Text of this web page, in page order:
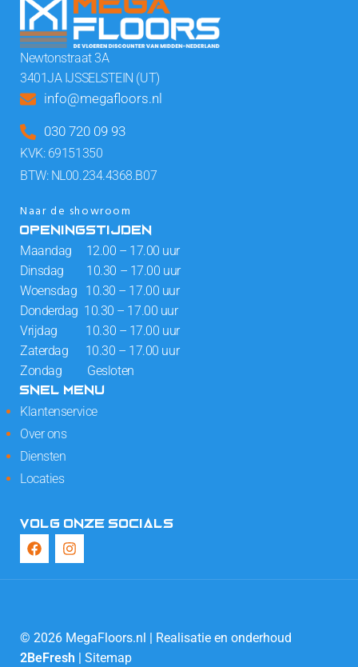
Newtonstraat 3A
3401JA IJSSELSTEIN (UT)
info@megafloors.nl
030 720 09 93
KVK: 69151350
BTW: NL00.234.4368.B07
Naar de showroom
OPENINGSTIJDEN
Maandag 12.00 – 17.00 uur
Dinsdag 10.30 – 17.00 uur
Woensdag 10.30 – 17.00 uur
Donderdag 10.30 – 17.00 uur
Vrijdag 10.30 – 17.00 uur
Zaterdag 10.30 – 17.00 uur
Zondag Gesloten
SNEL MENU
Klantenservice
Over ons
Diensten
Locaties
VOLG ONZE SOCIALS
© 2026 MegaFloors.nl | Realisatie en onderhoud
2BeFresh | Sitemap